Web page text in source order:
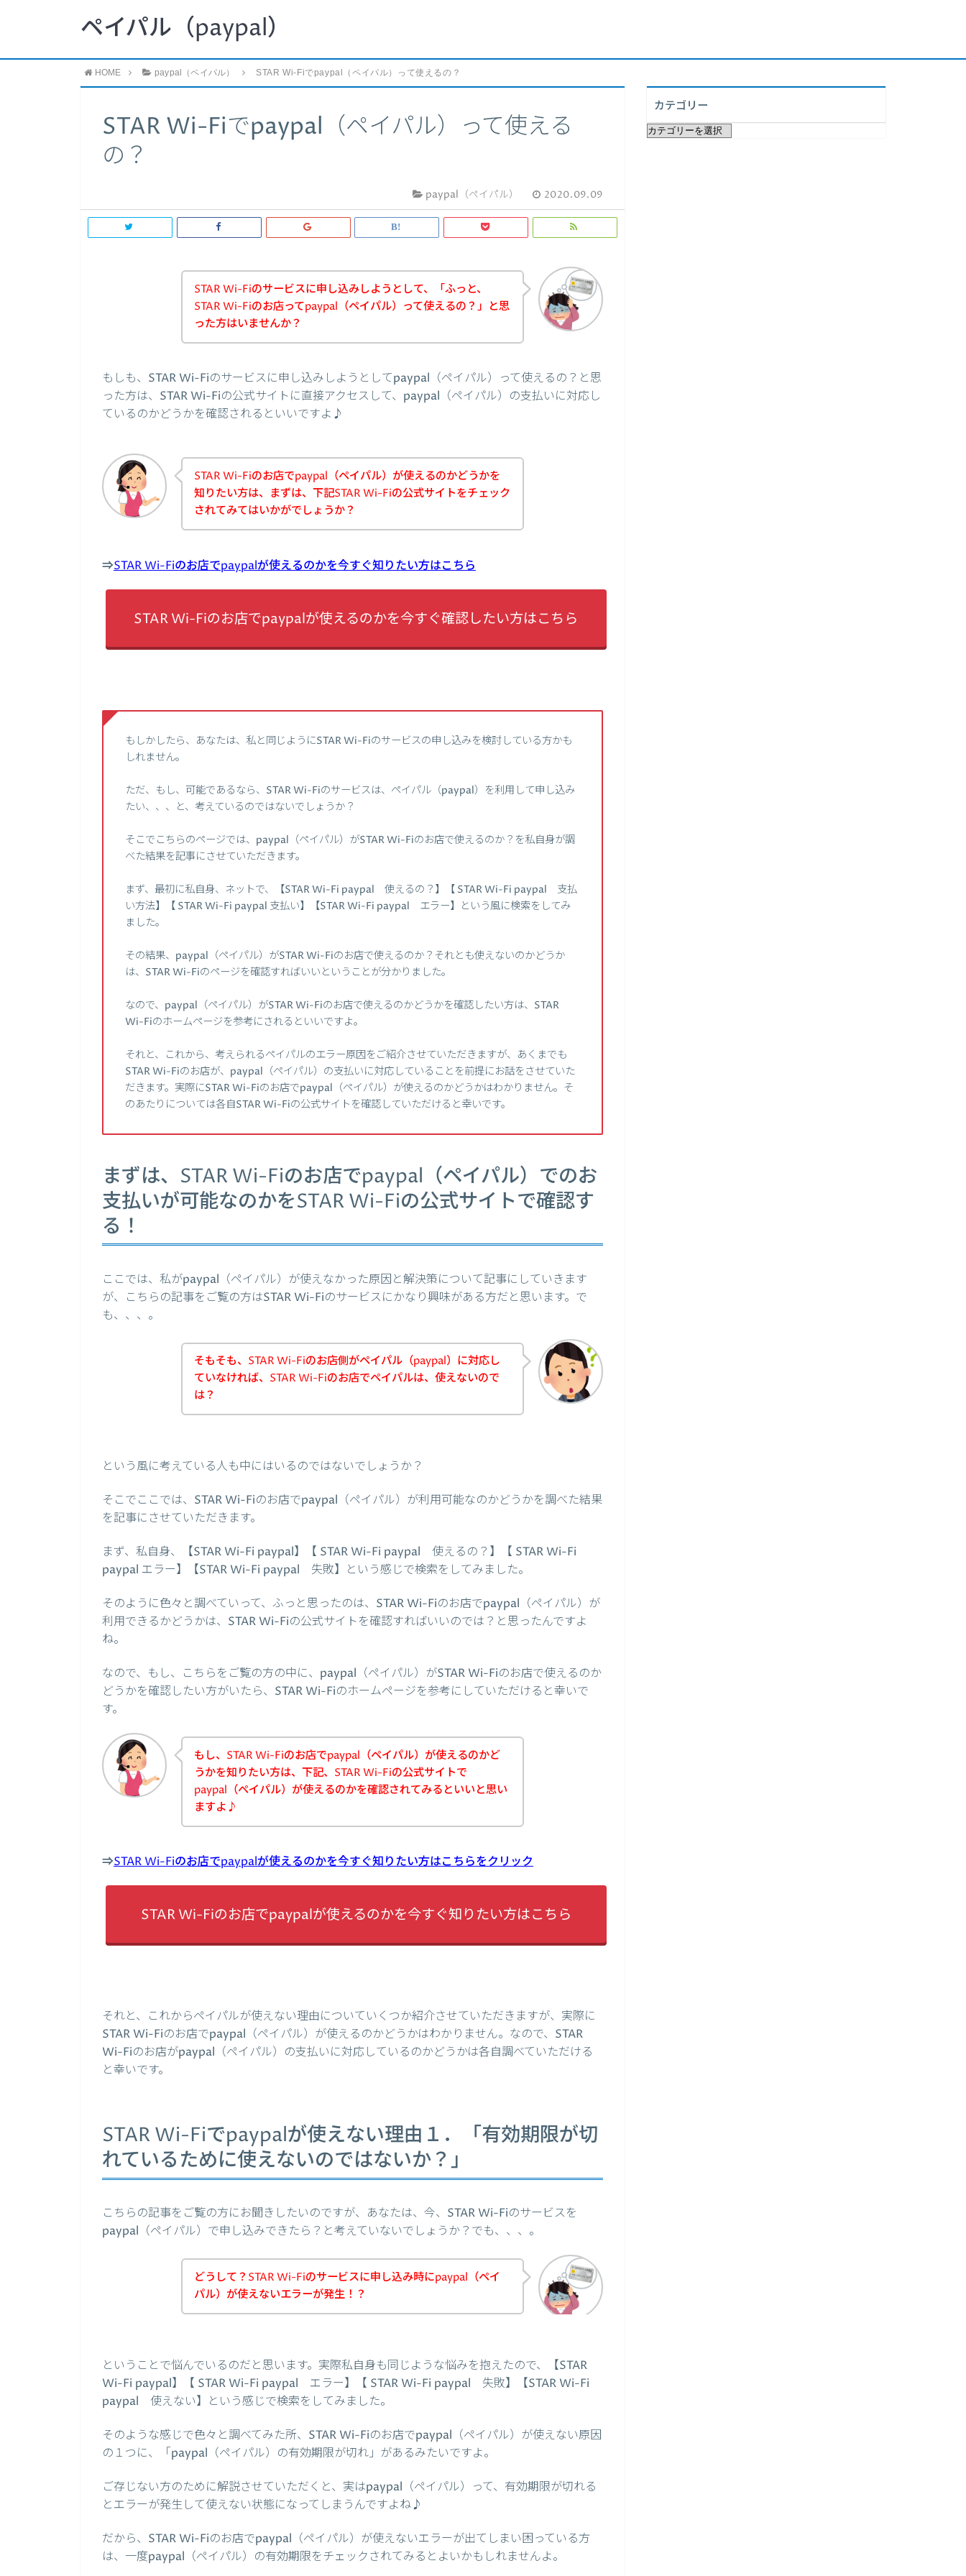
ペイパル（paypal）
HOME paypal（ペイパル） STAR Wi-Fiでpaypal（ペイパル）って使えるの？
STAR Wi-Fiでpaypal（ペイパル）って使える
の？
paypal（ペイパル） 2020.09.09
STAR Wi-Fiのサービスに申し込みしようとして、「ふっと、
STAR Wi-Fiのお店ってpaypal（ペイパル）って使えるの？」と思
った方はいませんか？
もしも、STAR Wi-Fiのサービスに申し込みしようとしてpaypal（ペイパル）って使えるの？と思
った方は、STAR Wi-Fiの公式サイトに直接アクセスして、paypal（ペイパル）の支払いに対応し
ているのかどうかを確認されるといいですよ♪
STAR Wi-Fiのお店でpaypal（ペイパル）が使えるのかどうかを
知りたい方は、まずは、下記STAR Wi-Fiの公式サイトをチェック
されてみてはいかがでしょうか？
⇒STAR Wi-Fiのお店でpaypalが使えるのかを今すぐ知りたい方はこちら
STAR Wi-Fiのお店でpaypalが使えるのかを今すぐ確認したい方はこちら
もしかしたら、あなたは、私と同じようにSTAR Wi-Fiのサービスの申し込みを検討している方かも
しれません。
ただ、もし、可能であるなら、STAR Wi-Fiのサービスは、ペイパル（paypal）を利用して申し込み
たい、、、と、考えているのではないでしょうか？
そこでこちらのページでは、paypal（ペイパル）がSTAR Wi-Fiのお店で使えるのか？を私自身が調
べた結果を記事にさせていただきます。
まず、最初に私自身、ネットで、【STAR Wi-Fi paypal 使えるの？】【 STAR Wi-Fi paypal 支払
い方法】【 STAR Wi-Fi paypal 支払い】【STAR Wi-Fi paypal エラー】という風に検索をしてみ
ました。
その結果、paypal（ペイパル）がSTAR Wi-Fiのお店で使えるのか？それとも使えないのかどうか
は、STAR Wi-Fiのページを確認すればいいということが分かりました。
なので、paypal（ペイパル）がSTAR Wi-Fiのお店で使えるのかどうかを確認したい方は、STAR
Wi-Fiのホームページを参考にされるといいですよ。
それと、これから、考えられるペイパルのエラー原因をご紹介させていただきますが、あくまでも
STAR Wi-Fiのお店が、paypal（ペイパル）の支払いに対応していることを前提にお話をさせていた
だきます。実際にSTAR Wi-Fiのお店でpaypal（ペイパル）が使えるのかどうかはわかりません。そ
のあたりについては各自STAR Wi-Fiの公式サイトを確認していただけると幸いです。
まずは、STAR Wi-Fiのお店でpaypal（ペイパル）でのお
支払いが可能なのかをSTAR Wi-Fiの公式サイトで確認す
る！
ここでは、私がpaypal（ペイパル）が使えなかった原因と解決策について記事にしていきます
が、こちらの記事をご覧の方はSTAR Wi-Fiのサービスにかなり興味がある方だと思います。で
も、、、。
そもそも、STAR Wi-Fiのお店側がペイパル（paypal）に対応し
ていなければ、STAR Wi-Fiのお店でペイパルは、使えないので
は？
という風に考えている人も中にはいるのではないでしょうか？
そこでここでは、STAR Wi-Fiのお店でpaypal（ペイパル）が利用可能なのかどうかを調べた結果
を記事にさせていただきます。
まず、私自身、【STAR Wi-Fi paypal】【 STAR Wi-Fi paypal 使えるの？】【 STAR Wi-Fi
paypal エラー】【STAR Wi-Fi paypal 失敗】という感じで検索をしてみました。
そのように色々と調べていって、ふっと思ったのは、STAR Wi-Fiのお店でpaypal（ペイパル）が
利用できるかどうかは、STAR Wi-Fiの公式サイトを確認すればいいのでは？と思ったんですよ
ね。
なので、もし、こちらをご覧の方の中に、paypal（ペイパル）がSTAR Wi-Fiのお店で使えるのか
どうかを確認したい方がいたら、STAR Wi-Fiのホームページを参考にしていただけると幸いで
す。
もし、STAR Wi-Fiのお店でpaypal（ペイパル）が使えるのかど
うかを知りたい方は、下記、STAR Wi-Fiの公式サイトで
paypal（ペイパル）が使えるのかを確認されてみるといいと思い
ますよ♪
⇒STAR Wi-Fiのお店でpaypalが使えるのかを今すぐ知りたい方はこちらをクリック
STAR Wi-Fiのお店でpaypalが使えるのかを今すぐ知りたい方はこちら
それと、これからペイパルが使えない理由についていくつか紹介させていただきますが、実際に
STAR Wi-Fiのお店でpaypal（ペイパル）が使えるのかどうかはわかりません。なので、STAR
Wi-Fiのお店がpaypal（ペイパル）の支払いに対応しているのかどうかは各自調べていただける
と幸いです。
STAR Wi-Fiでpaypalが使えない理由１．「有効期限が切
れているために使えないのではないか？」
こちらの記事をご覧の方にお聞きしたいのですが、あなたは、今、STAR Wi-Fiのサービスを
paypal（ペイパル）で申し込みできたら？と考えていないでしょうか？でも、、、。
どうして？STAR Wi-Fiのサービスに申し込み時にpaypal（ペイ
パル）が使えないエラーが発生！？
ということで悩んでいるのだと思います。実際私自身も同じような悩みを抱えたので、【STAR
Wi-Fi paypal】【 STAR Wi-Fi paypal エラー】【 STAR Wi-Fi paypal 失敗】【STAR Wi-Fi
paypal 使えない】という感じで検索をしてみました。
そのような感じで色々と調べてみた所、STAR Wi-Fiのお店でpaypal（ペイパル）が使えない原因
の１つに、「paypal（ペイパル）の有効期限が切れ」があるみたいですよ。
ご存じない方のために解説させていただくと、実はpaypal（ペイパル）って、有効期限が切れる
とエラーが発生して使えない状態になってしまうんですよね♪
だから、STAR Wi-Fiのお店でpaypal（ペイパル）が使えないエラーが出てしまい困っている方
は、一度paypal（ペイパル）の有効期限をチェックされてみるとよいかもしれませんよ。
カテゴリー